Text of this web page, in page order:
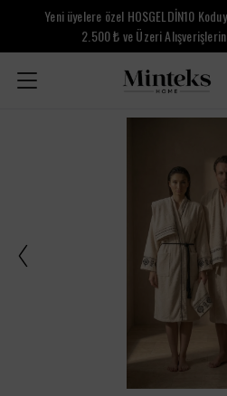
Yeni üyelere özel HOSGELDİN10
2.500 ₺ ve Üzeri